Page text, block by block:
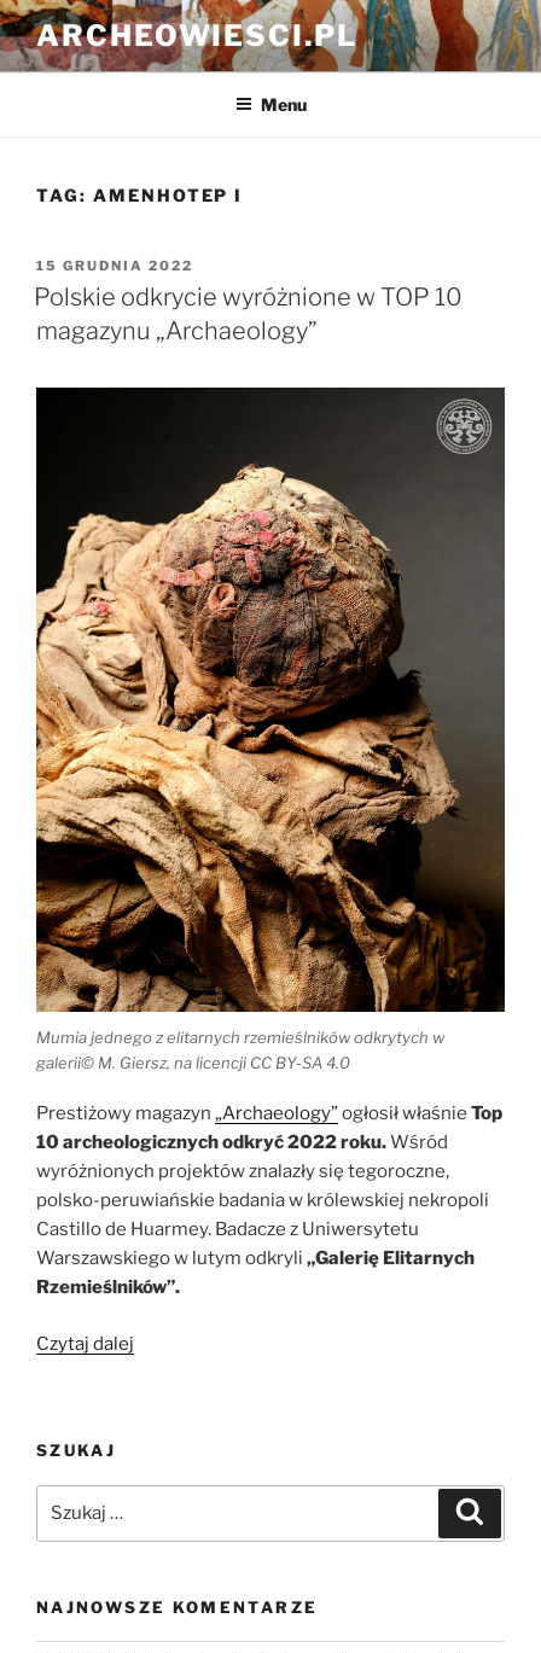
Przejdź
do
treści
ARCHEOWIESCI.PL
Menu
TAG: AMENHOTEP I
OPUBLIKOWANE
W
15 GRUDNIA 2022
Polskie odkrycie wyróżnione w TOP 10
magazynu „Archaeology”
Mumia jednego z elitarnych rzemieślników odkrytych w
galerii© M. Giersz, na licencji CC BY-SA 4.0
Prestiżowy magazyn „Archaeology”ogłosił właśnie Top
10 archeologicznych odkryć 2022 roku.Wśród
wyróżnionych projektów znalazły się tegoroczne,
polsko-peruwiańskie badania w królewskiej nekropoli
Castillo de Huarmey. Badacze z Uniwersytetu
Warszawskiego w lutym odkryli „Galerię Elitarnych
Rzemieślników”.
Czytaj dalej
10
„Archaeology””
SZUKAJ
NAJNOWSZE KOMENTARZE